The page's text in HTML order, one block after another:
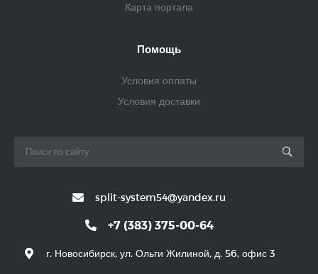
Карта портала
Помощь
Условия оплаты
Условия доставки
split-system54@yandex.ru
+7 (383) 375-00-64
г. Новосибирск, ул. Ольги Жилиной, д. 56, офис 3